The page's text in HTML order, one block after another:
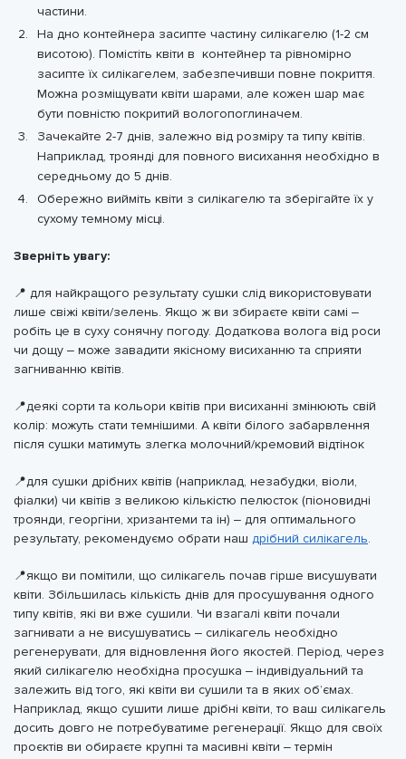
частини.
На дно контейнера засипте частину силікагелю (1-2 см
висотою). Помістіть квіти в контейнер та рівномірно
засипте їх силікагелем, забезпечивши повне покриття.
Можна розміщувати квіти шарами, але кожен шар має
бути повністю покритий вологопоглиначем.
Зачекайте 2-7 днів, залежно від розміру та типу квітів.
Наприклад, троянді для повного висихання необхідно в
середньому до 5 днів.
Обережно вийміть квіти з силікагелю та зберігайте їх у
сухому темному місці.
Зверніть увагу:
📍 для найкращого результату сушки слід використовувати
лише свіжі квіти/зелень. Якщо ж ви збираєте квіти самі –
робіть це в суху сонячну погоду. Додаткова волога від роси
чи дощу – може завадити якісному висиханню та сприяти
загниванню квітів.
📍деякі сорти та кольори квітів при висиханні змінюють свій
колір: можуть стати темнішими. А квіти білого забарвлення
після сушки матимуть злегка молочний/кремовий відтінок
📍для сушки дрібних квітів (наприклад, незабудки, віоли,
фіалки) чи квітів з великою кількістю пелюсток (піоновидні
троянди, георгіни, хризантеми та ін) – для оптимального
результату, рекомендуємо обрати наш дрібний силікагель.
📍якщо ви помітили, що силікагель почав гірше висушувати
квіти. Збільшилась кількість днів для просушування одного
типу квітів, які ви вже сушили. Чи взагалі квіти почали
загнивати а не висушуватись – силікагель необхідно
регенерувати, для відновлення його якостей. Період, через
який силікагелю необхідна просушка – індивідуальний та
залежить від того, які квіти ви сушили та в яких обʼємах.
Наприклад, якщо сушити лише дрібні квіти, то ваш силікагель
досить довго не потребуватиме регенерації. Якщо для своїх
проєктів ви обираєте крупні та масивні квіти – термін